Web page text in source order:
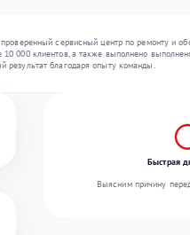
сервисный центр по ремонту и
000 клиентов, а также выполнено
результат благодаря опыту команды.
Быстрая
Выясним причину